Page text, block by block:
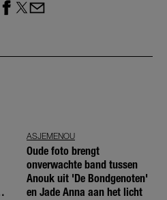
ASJEMENOU
Oude foto brengt
onverwachte band tussen
Anouk uit 'De Bondgenoten'
en Jade Anna aan het licht